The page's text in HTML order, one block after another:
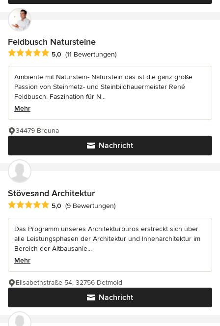
Feldbusch Natursteine
Durchschnittliche Bewertung: 5 von 5 Sternen
5,0 (11 Bewertungen)
Ambiente mit Naturstein- Naturstein das ist die ganz große
Passion von Steinmetz- und Steinbildhauermeister René
Feldbusch. Faszination für N...
Mehr
Nachricht
34479 Breuna
Stövesand Architektur
Durchschnittliche Bewertung: 5 von 5 Sternen
5,0 (9 Bewertungen)
Das Programm unseres Architekturbüros erstreckt sich über
alle Leistungsphasen der Architektur und Innenarchitektur im
Bereich der Altbausanie...
Mehr
Nachricht
Elisabethstraße 54, 32756 Detmold